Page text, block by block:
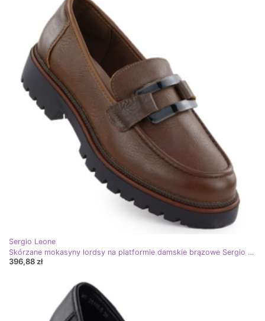
Sergio Leone
Skórzane mokasyny lordsy na platformie damskie brązowe Sergio Leone MK25166-S
396,88 zł